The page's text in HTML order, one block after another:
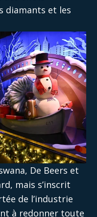
diamants et les
De Beers et
mais s’inscrit
de l’industrie
à redonner toute